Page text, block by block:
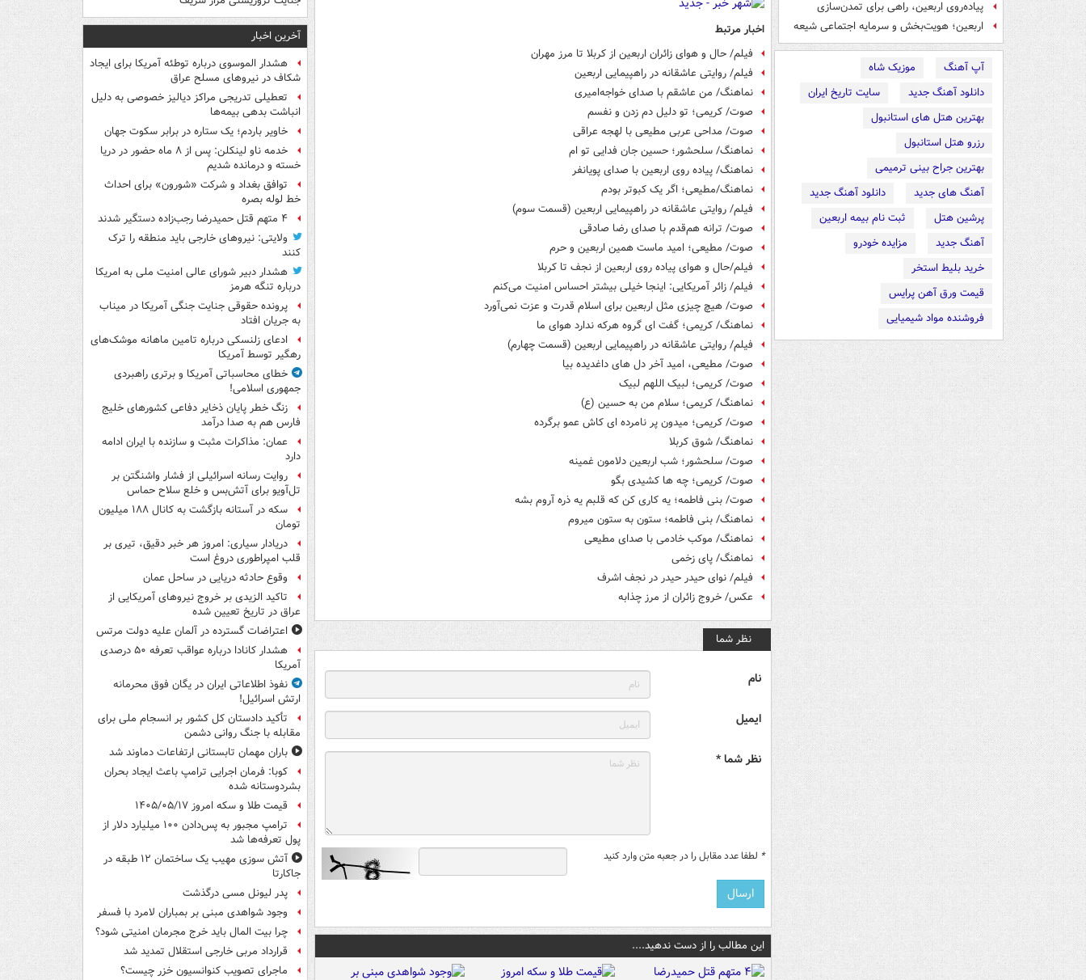
پیاده‌روی اربعین، راهی برای تمدن‌سازی
اربعین؛ هویت‌بخش و سرمایه اجتماعی شیعه
آپ آهنگ
موزیک شاه
دانلود آهنگ جدید
سایت تاریخ ایران
بهترین هتل های استانبول
رزرو هتل استانبول
بهترین جراح بینی ترمیمی
آهنگ های جدید
دانلود آهنگ جدید
پرشین هتل
ثبت نام بیمه اربعین
آهنگ جدید
مزایده خودرو
خرید بلیط استخر
قیمت ورق آهن پرایس
فروشنده مواد شیمیایی
اخبار مرتبط
فیلم/ حال و هوای زائران اربعین از کربلا تا مرز مهران
فیلم/ روایتی عاشقانه در راهپیمایی اربعین
نماهنگ/ من عاشقم با صدای خواجه‌امیری
صوت/ کریمی؛ تو دلیل دم زدن و نفسم
صوت/ مداحی عربی مطیعی با لهجه عراقی
نماهنگ/ سلحشور؛ حسین جان فدایی تو ام
نماهنگ/ پیاده روی اربعین با صدای پویانفر
نماهنگ/مطیعی؛ اگر یک کبوتر بودم
فیلم/ روایتی عاشقانه در راهپیمایی اربعین (قسمت سوم)
صوت/ ترانه هم‌قدم با صدای رضا صادقی
صوت/ مطیعی؛ امید ماست همین اربعین و حرم
فیلم/حال و هوای پیاده روی اربعین از نجف تا کربلا
فیلم/ زائر آمریکایی: اینجا خیلی بیشتر احساس امنیت می‌کنم
صوت/ هیچ چیزی مثل اربعین برای اسلام قدرت و عزت نمی‌آورد
نماهنگ/ کریمی؛ گفت ای گروه هرکه ندارد هوای ما
فیلم/ روایتی عاشقانه در راهپیمایی اربعین (قسمت چهارم)
صوت/ مطیعی، امید آخر دل های داغدیده بیا
صوت/ کریمی؛ لبیک اللهم لبیک
نماهنگ/ کریمی؛ سلام من به حسین (ع)
صوت/ کریمی؛ میدون پر نامرده ای کاش عمو برگرده
نماهنگ/ شوق کربلا
صوت/ سلحشور؛ شب اربعین دلامون غمینه
صوت/ کریمی؛ چه ها کشیدی بگو
صوت/ بنی فاطمه؛ یه کاری کن که قلبم یه ذره آروم بشه
نماهنگ/ بنی فاطمه؛ ستون به ستون ميروم
نماهنگ/ موکب خادمی با صدای مطیعی
نماهنگ/ پای زخمی
فیلم/ نوای حیدر حیدر در نجف اشرف
عکس/ خروج زائران از مرز چذابه
نظر شما
نام
ایمیل
نظر شما *
* لطفا عدد مقابل را در جعبه متن وارد کنید
این مطالب را از دست ندهید....
آخرین اخبار
هشدار الموسوی درباره توطئه آمریکا برای ایجاد
شکاف در نیروهای مسلح عراق
تعطیلی تدریجی مراکز دیالیز خصوصی به دلیل
انباشت بدهی بیمه‌ها
خاویر باردم؛ یک ستاره در برابر سکوت جهان
خدمه ناو لینکلن: پس از ۸ ماه حضور در دریا
خسته و درمانده‌ شدیم
توافق بغداد و شرکت «شورون» برای احداث
خط لوله بصره
۴ متهم قتل حمیدرضا رجب‌زاده دستگیر شدند
ولایتی: نیروهای خارجی باید منطقه را ترک
کنند
هشدار دبیر شورای عالی امنیت ملی به امریکا
درباره تنگه هرمز
پرونده حقوقی جنایت جنگی آمریکا در میناب
به جریان افتاد
ادعای زلنسکی درباره تامین ماهانه موشک‌های
رهگیر توسط آمریکا
خطای محاسباتی آمریکا و برتری راهبردی
جمهوری اسلامی!
زنگ خطر پایان ذخایر دفاعی کشورهای خلیج
فارس هم به صدا درآمد
عمان: مذاکرات مثبت و سازنده با ایران ادامه
دارد
روایت رسانه اسرائیلی از فشار واشنگتن بر
تل‌آویو برای آتش‌بس و خلع سلاح حماس
سکه در آستانه بازگشت به کانال ۱۸۸ میلیون
تومان
دریادار سیاری: امروز هر خبر دقیق، تیری بر
قلب امپراطوری دروغ است
وقوع حادثه دریایی در ساحل عمان
تاکید الزیدی بر خروج نیروهای آمریکایی از
عراق در تاریخ تعیین شده
اعتراضات گسترده در آلمان علیه دولت مرتس
هشدار کانادا درباره عواقب تعرفه ۵۰ درصدی
آمریکا
نفوذ اطلاعاتی ایران در یگان فوق محرمانه
ارتش اسرائیل!
تأکید دادستان کل کشور بر انسجام ملی برای
مقابله با جنگ روانی دشمن
باران مهمان تابستانی ارتفاعات دماوند شد
کوبا: فرمان اجرایی ترامپ باعث ایجاد بحران
بشردوستانه شده
قیمت طلا و سکه امروز ۱۴۰۵/۰۵/۱۷
ترامپ مجبور به پس‌دادن ۱۰۰ میلیارد دلار از
پول تعرفه‌ها شد
آتش سوزی مهیب یک ساختمان ۱۲ طبقه در
جاکارتا
پدر لیونل مسی درگذشت
وجود شواهدی مبنی بر بمباران لامرد با فسفر
چرا بیت المال باید خرج مجرمان امنیتی شود؟
قرارداد مربی خارجی استقلال تمدید شد
ماجرای تصویب کنوانسیون خزر چیست؟